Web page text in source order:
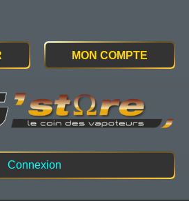
MON COMPTE
Connexion